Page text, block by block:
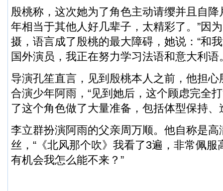
殷桃称，这次她为了角色主动请缨并且自降
年相当于其他人好几辈子，太精彩了。”因
摄，语言成了殷桃的最大障碍，她说：“和
国外演员，我正在努力学习法语和意大利语
导演孔笙直言，见到殷桃本人之前，他担
合演少年阿雨，“见到她后，这个顾虑完全
了这个角色做了大量准备，包括体型保持、
李立群扮演阿雨的父亲周万顺。他自称是高
丝，“ 《北风那个吹》 我看了3遍，非常佩服
有机会我怎么能不来？”